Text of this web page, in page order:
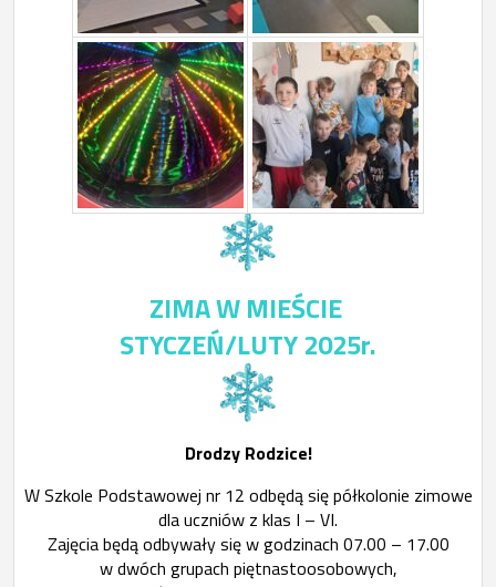
ZIMA W MIEŚCIE
STYCZEŃ/LUTY 2025r.
Drodzy Rodzice!
W Szkole Podstawowej nr 12 odbędą się półkolonie zimowe
dla uczniów z klas I – VI.
Zajęcia będą odbywały się w godzinach 07.00 – 17.00
w dwóch grupach piętnastoosobowych,